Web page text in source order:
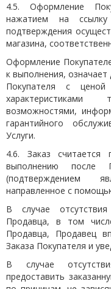
4.5. Оформление
нажатием на
подтверждения
магазина,
Оформление
к выполнения,
Покупателя с
возможностями,
гарантийного
Услуги.
4.6. Заказ
выполнению после
(подтверждением
направленное с
В случае
Продавца, в том
Продавца, Продавец
Заказа Покупателя и
В случае
предоставить